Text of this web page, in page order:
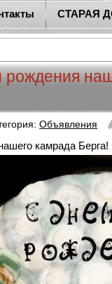
СТАРАЯ
Объявления
камрада